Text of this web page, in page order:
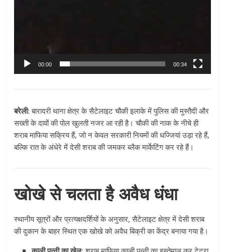
00:00 00:34
बरेली: बारादरी थाना क्षेत्र के सैटेलाइट चौकी इलाके में पुलिस की मुस्तैदी और
सख्ती के दावों की पोल खुलती नजर आ रही है। चौकी की नाक के नीचे ही
शराब माफिया सक्रिय हैं, जो न केवल सरकारी नियमों की धज्जियां उड़ा रहे हैं,
बल्कि रात के अंधेरे में देसी शराब की जमकर ब्लैक मार्केटिंग कर रहे हैं।
खोखे से चलता है अवैध धंधा
स्थानीय सूत्रों और प्रत्यक्षदर्शियों के अनुसार, सैटेलाइट क्षेत्र में देसी शराब
की दुकान के बाहर स्थित एक खोखे को अवैध बिक्री का केंद्र बनाया गया है।